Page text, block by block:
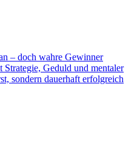
– doch wahre Gewinner
Geduld und mentaler
sondern dauerhaft erfolgreich